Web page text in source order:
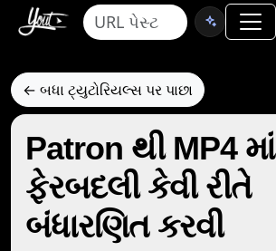
← બધા ટ્યુટોરિયલ્સ પર પાછા
Patron થી MP4 માં
ફેરબદલી કેવી રીતે
બંધારણિત કરવી